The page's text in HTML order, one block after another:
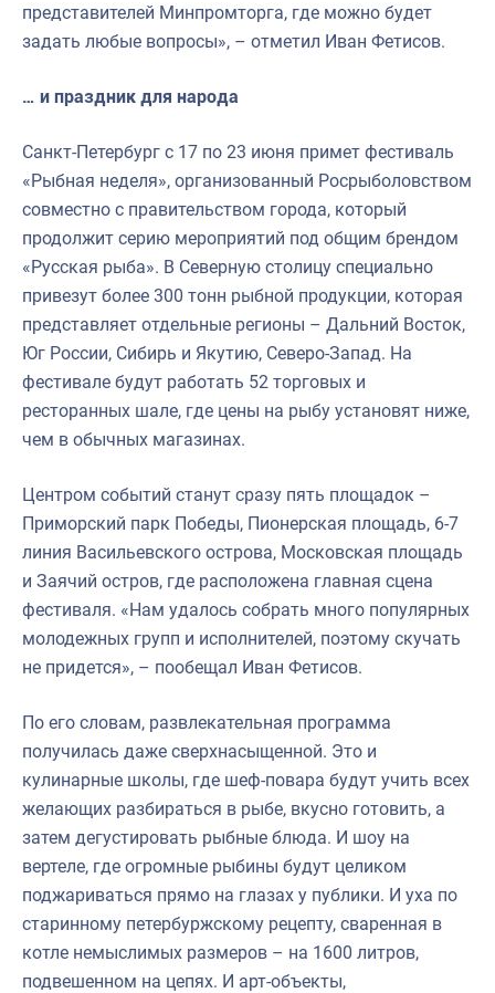
представителей Минпромторга, где можно будет
задать любые вопросы», – отметил Иван Фетисов.
… и праздник для народа
Санкт-Петербург с 17 по 23 июня примет фестиваль
«Рыбная неделя», организованный Росрыболовством
совместно с правительством города, который
продолжит серию мероприятий под общим брендом
«Русская рыба». В Северную столицу специально
привезут более 300 тонн рыбной продукции, которая
представляет отдельные регионы – Дальний Восток,
Юг России, Сибирь и Якутию, Северо-Запад. На
фестивале будут работать 52 торговых и
ресторанных шале, где цены на рыбу установят ниже,
чем в обычных магазинах.
Центром событий станут сразу пять площадок –
Приморский парк Победы, Пионерская площадь, 6-7
линия Васильевского острова, Московская площадь
и Заячий остров, где расположена главная сцена
фестиваля. «Нам удалось собрать много популярных
молодежных групп и исполнителей, поэтому скучать
не придется», – пообещал Иван Фетисов.
По его словам, развлекательная программа
получилась даже сверхнасыщенной. Это и
кулинарные школы, где шеф-повара будут учить всех
желающих разбираться в рыбе, вкусно готовить, а
затем дегустировать рыбные блюда. И шоу на
вертеле, где огромные рыбины будут целиком
поджариваться прямо на глазах у публики. И уха по
старинному петербуржскому рецепту, сваренная в
котле немыслимых размеров – на 1600 литров,
подвешенном на цепях. И арт-объекты,